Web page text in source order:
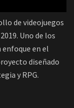
de videojuegos
Uno de los
en el
diseñado
y RPG.